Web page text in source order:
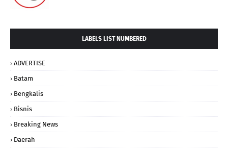
LABELS LIST NUMBERED
ADVERTISE
Batam
Bengkalis
Bisnis
Breaking News
Daerah